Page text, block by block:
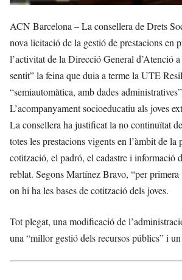
ACN Barcelona – La consellera de Drets
nova licitació de la gestió de prestacions en
l’activitat de la Direcció General d’Atenció
sentit” la feina que duia a terme la UTE
“semiautomàtica, amb dades
L’acompanyament socioeducatiu als joves
La consellera ha justificat la no continuïtat
totes les prestacions vigents en l’àmbit de
cotització, el padró, el cadastre i informació
reblat. Segons Martínez Bravo, “per
on hi ha les bases de cotització dels joves.
Tot plegat, una modificació de
una “millor gestió dels recursos públics” i